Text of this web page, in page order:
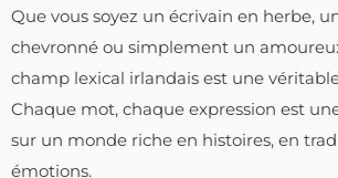
Que vous soyez un écrivain en herbe,
chevronné ou simplement un
champ lexical irlandais est une
Chaque mot, chaque expression est
sur un monde riche en histoires, en
émotions.